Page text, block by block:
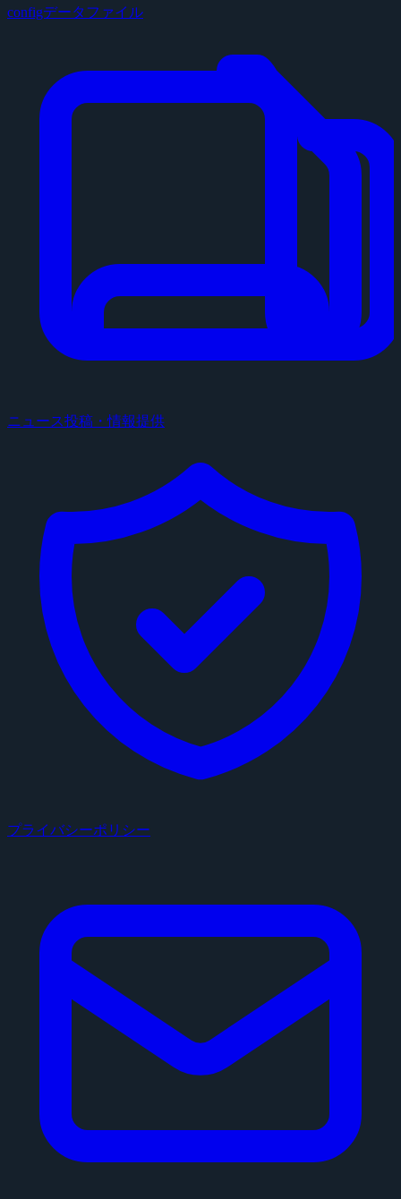
configデータファイル
ニュース投稿・情報提供
プライバシーポリシー